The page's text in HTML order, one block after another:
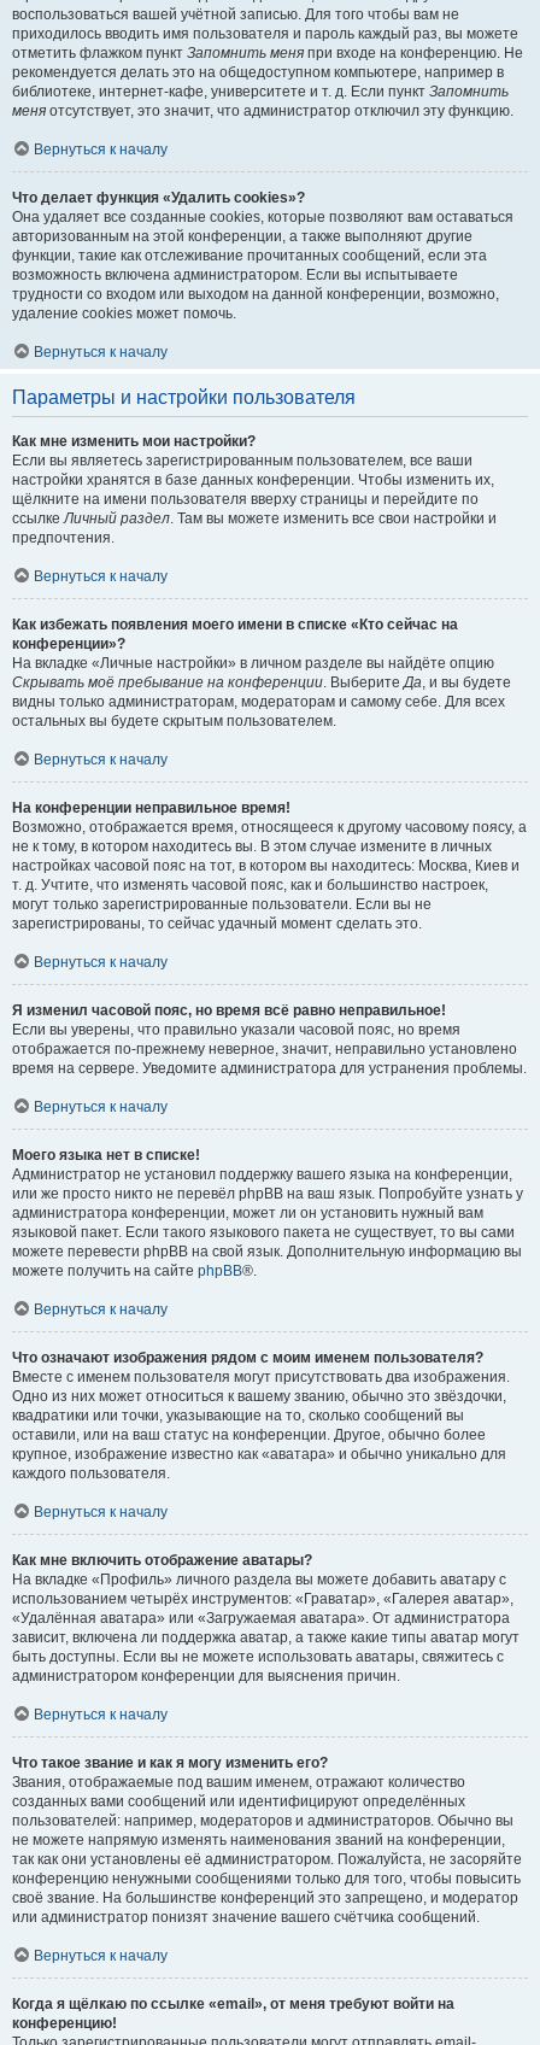
воспользоваться вашей учётной записью. Для того чтобы вам не
приходилось вводить имя пользователя и пароль каждый раз, вы можете
отметить флажком пункт Запомнить меня при входе на конференцию. Не
рекомендуется делать это на общедоступном компьютере, например в
библиотеке, интернет-кафе, университете и т. д. Если пункт Запомнить
меня отсутствует, это значит, что администратор отключил эту функцию.
Вернуться к началу
Что делает функция «Удалить cookies»?
Она удаляет все созданные cookies, которые позволяют вам оставаться
авторизованным на этой конференции, а также выполняют другие
функции, такие как отслеживание прочитанных сообщений, если эта
возможность включена администратором. Если вы испытываете
трудности со входом или выходом на данной конференции, возможно,
удаление cookies может помочь.
Вернуться к началу
Параметры и настройки пользователя
Как мне изменить мои настройки?
Если вы являетесь зарегистрированным пользователем, все ваши
настройки хранятся в базе данных конференции. Чтобы изменить их,
щёлкните на имени пользователя вверху страницы и перейдите по
ссылкеЛичный раздел. Там вы можете изменить все свои настройки и
предпочтения.
Вернуться к началу
Как избежать появления моего имени в списке «Кто сейчас на
конференции»?
На вкладке «Личные настройки» в личном разделе вы найдёте опцию
Скрывать моё пребывание на конференции. ВыберитеДа, и вы будете
видны только администраторам, модераторам и самому себе. Для всех
остальных вы будете скрытым пользователем.
Вернуться к началу
На конференции неправильное время!
Возможно, отображается время, относящееся к другому часовому поясу, а
не к тому, в котором находитесь вы. В этом случае измените в личных
настройках часовой пояс на тот, в котором вы находитесь: Москва, Киев и
т. д. Учтите, что изменять часовой пояс, как и большинство настроек,
могут только зарегистрированные пользователи. Если вы не
зарегистрированы, то сейчас удачный момент сделать это.
Вернуться к началу
Я изменил часовой пояс, но время всё равно неправильное!
Если вы уверены, что правильно указали часовой пояс, но время
отображается по-прежнему неверное, значит, неправильно установлено
время на сервере. Уведомите администратора для устранения проблемы.
Вернуться к началу
Моего языка нет в списке!
Администратор не установил поддержку вашего языка на конференции,
или же просто никто не перевёл phpBB на ваш язык. Попробуйте узнать у
администратора конференции, может ли он установить нужный вам
языковой пакет. Если такого языкового пакета не существует, то вы сами
можете перевести phpBB на свой язык. Дополнительную информацию вы
можете получить на сайте phpBB®.
Вернуться к началу
Что означают изображения рядом с моим именем пользователя?
Вместе с именем пользователя могут присутствовать два изображения.
Одно из них может относиться к вашему званию, обычно это звёздочки,
квадратики или точки, указывающие на то, сколько сообщений вы
оставили, или на ваш статус на конференции. Другое, обычно более
крупное, изображение известно как «аватара» и обычно уникально для
каждого пользователя.
Вернуться к началу
Как мне включить отображение аватары?
На вкладке «Профиль» личного раздела вы можете добавить аватару с
использованием четырёх инструментов: «Граватар», «Галерея аватар»,
«Удалённая аватара» или «Загружаемая аватара». От администратора
зависит, включена ли поддержка аватар, а также какие типы аватар могут
быть доступны. Если вы не можете использовать аватары, свяжитесь с
администратором конференции для выяснения причин.
Вернуться к началу
Что такое звание и как я могу изменить его?
Звания, отображаемые под вашим именем, отражают количество
созданных вами сообщений или идентифицируют определённых
пользователей: например, модераторов и администраторов. Обычно вы
не можете напрямую изменять наименования званий на конференции,
так как они установлены её администратором. Пожалуйста, не засоряйте
конференцию ненужными сообщениями только для того, чтобы повысить
своё звание. На большинстве конференций это запрещено, и модератор
или администратор понизят значение вашего счётчика сообщений.
Вернуться к началу
Когда я щёлкаю по ссылке «email», от меня требуют войти на
конференцию!